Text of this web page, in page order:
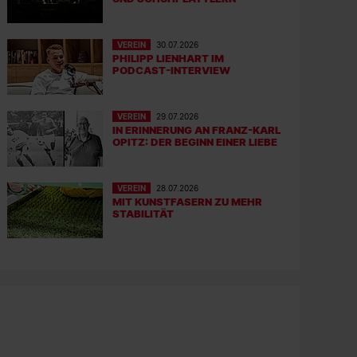
VEREIN 30.07.2026
PHILIPP LIENHART IM
PODCAST-INTERVIEW
VEREIN 29.07.2026
IN ERINNERUNG AN FRANZ-KARL
OPITZ: DER BEGINN EINER LIEBE
VEREIN 28.07.2026
MIT KUNSTFASERN ZU MEHR
STABILITÄT